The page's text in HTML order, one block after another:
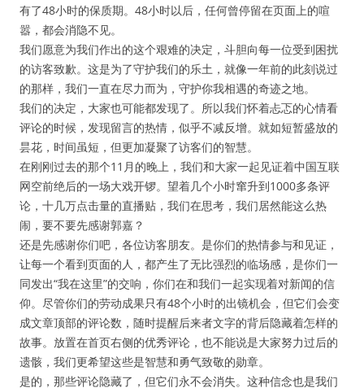
有了48小时的保质期。48小时以后，任何曾停留在页面上的喧
嚣，都会消隐不见。
我们愿意为我们作出的这个艰难的决定，斗胆向每一位受到困扰
的访客致歉。这是为了守护我们的乐土，就像一年前的此刻说过
的那样，我们一直在尽力而为，守护你我相遇的奇迹之地。
我们的决定，大家也可能都发现了。所以我们怀着忐忑的心情看
评论的时候，发现留言的热情，似乎不减反增。就如短暂盛放的
昙花，时间虽短，但更加凝聚了访客们的智慧。
在刚刚过去的那个11月的晚上，我们和大家一起见证着中国互联
网空前绝后的一场大戏开锣。望着几个小时窜升到1000多条评
论，十几万点击量的直播贴，我们在思考，我们居然能这么热
闹，要不要先感谢郭嘉？
还是先感谢你们吧，各位访客朋友。是你们的热情参与和见证，
让每一个看到页面的人，都产生了无比强烈的临场感，是你们一
同发出“我在这里”的交响，你们在和我们一起实现着对新闻的信
仰。尽管你们的劳动成果只有48个小时的出镜机会，但它们会变
成文章顶部的评论数，随时提醒后来者文字的背后隐藏着怎样的
故事。放置在首页右侧的优秀评论，也不能说是大家努力过后的
遗骸，我们更希望这些是智慧和勇气致敬的勋章。
是的，那些评论隐藏了，但它们永不会消失。这种信念也是我们